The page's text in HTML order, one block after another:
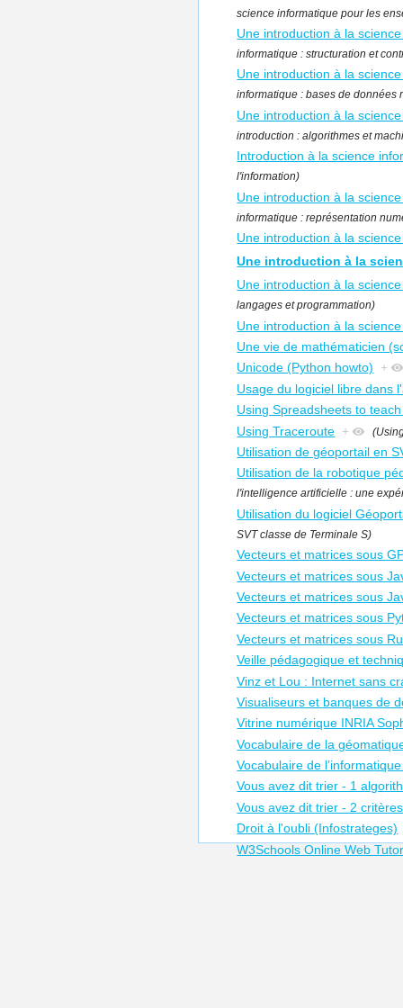
science informatique pour les
Une introduction à la
informatique : structuration et
Une introduction à la
informatique : bases de données
Une introduction à la
introduction : algorithmes et
Introduction à la science
l'information)
Une introduction à la
informatique : représentation
Une introduction à la
Une introduction à la
Une introduction à la
langages et programmation)
Une introduction à la
Une vie de mathématicien
Unicode (Python howto)
+
Usage du logiciel libre dans
Using Spreadsheets to
Using Traceroute +
Utilisation de géoportail en
Utilisation de la robotique
l'intelligence artificielle : une
Utilisation du logiciel
SVT classe de Terminale S)
Vecteurs et matrices sous
Vecteurs et matrices sous
Vecteurs et matrices sous
Vecteurs et matrices sous
Vecteurs et matrices sous
Veille pédagogique et
Vinz et Lou : Internet sans
Visualiseurs et banques de
Vitrine numérique INRIA
Vocabulaire de la
Vocabulaire de
Vous avez dit trier - 1
Vous avez dit trier - 2 critères
Droit à l'oubli (Infostrateges)
W3Schools Online Web